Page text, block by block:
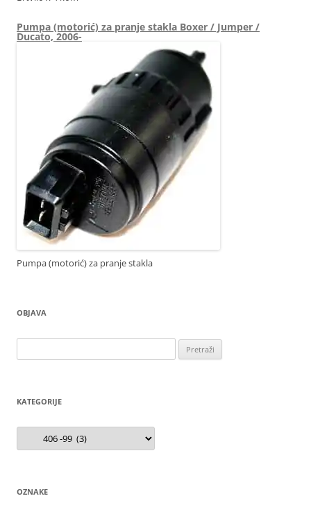
Pumpa (motorić) za pranje stakla Boxer / Jumper /
Ducato, 2006-
Pumpa (motorić) za pranje stakla
OBJAVA
KATEGORIJE
Kategorije
OZNAKE